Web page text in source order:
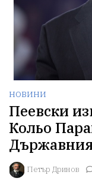
НОВИНИ
Пеевски
Кольо
Петър Дринов